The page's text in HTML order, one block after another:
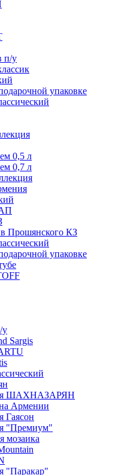
п/у
упаковке
0,5 л
0,7 л
Прошянского КЗ
упаковке
у
Sargis
ШАХНАЗАРЯН
Армении
Гаясон
"Премиум"
мозаика
"Паракар"